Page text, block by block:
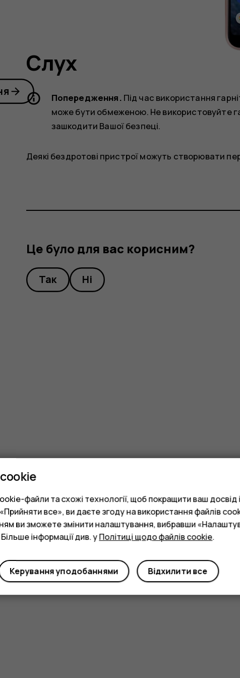
Слух
Попередження. Під час використання
може бути обмеженою. Не використовуйте
зашкодити Вашої безпеці.
Деякі бездротові пристрої можуть створювати
Це було для вас корисним?
Так Ні
файли та схожі технології, щоб покращити ваш досвід
все», ви даєте згоду на використання файлів
ви зможете змінити налаштування, вибравши
інформації див. уПолітиці щодо файлів cookie.
Відхилити все
Керування уподобаннями